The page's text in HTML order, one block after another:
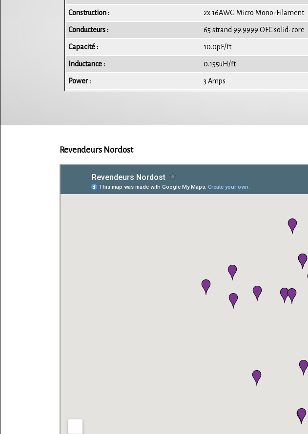
Construction : 2x 16AWG Micro Mono-Filament
Conducteurs : 65 strand 99.9999 OFC solid-core
Capacité : 10.0pF/ft
Inductance : 0.155uH/ft
Power : 3 Amps
Revendeurs Nordost